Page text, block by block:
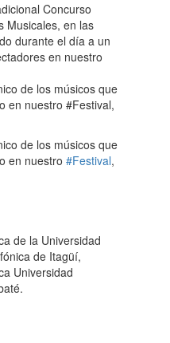
Concurso
Musicales, en las
durante el día a un
en nuestro
de los músicos que
en nuestro #Festival,
de los músicos que
en nuestro #Festival,
de la Universidad
de Itagüí,
Universidad